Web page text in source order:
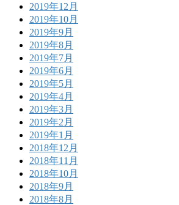
2019年12月
2019年10月
2019年9月
2019年8月
2019年7月
2019年6月
2019年5月
2019年4月
2019年3月
2019年2月
2019年1月
2018年12月
2018年11月
2018年10月
2018年9月
2018年8月